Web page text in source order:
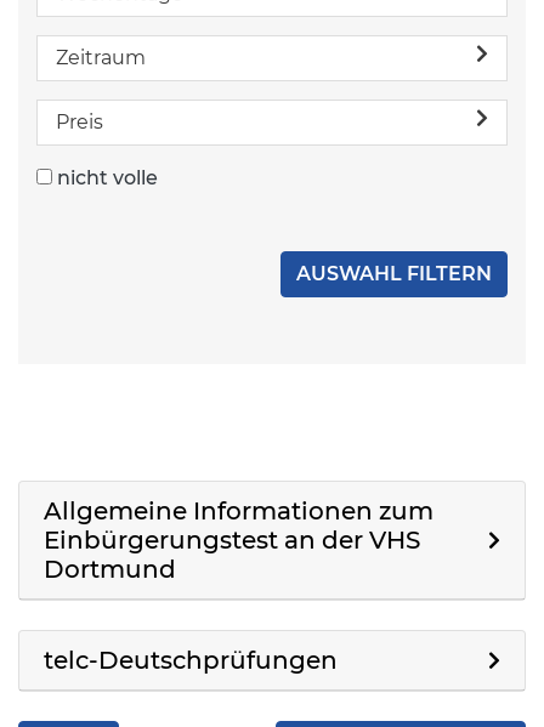
Zeitraum
Preis
nicht volle
Allgemeine Informationen zum
Einbürgerungstest an der VHS
Dortmund
telc-Deutschprüfungen